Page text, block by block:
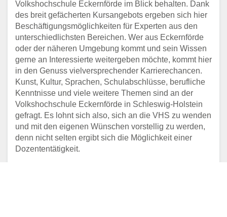
Volkshochschule Eckernförde im Blick behalten. Dank
des breit gefächerten Kursangebots ergeben sich hier
Beschäftigungsmöglichkeiten für Experten aus den
unterschiedlichsten Bereichen. Wer aus Eckernförde
oder der näheren Umgebung kommt und sein Wissen
gerne an Interessierte weitergeben möchte, kommt hier
in den Genuss vielversprechender Karrierechancen.
Kunst, Kultur, Sprachen, Schulabschlüsse, berufliche
Kenntnisse und viele weitere Themen sind an der
Volkshochschule Eckernförde in Schleswig-Holstein
gefragt. Es lohnt sich also, sich an die VHS zu wenden
und mit den eigenen Wünschen vorstellig zu werden,
denn nicht selten ergibt sich die Möglichkeit einer
Dozententätigkeit.